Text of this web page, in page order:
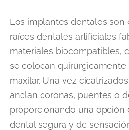
Los implantes dentales son
raíces dentales artificiales
materiales biocompatibles,
se colocan quirúrgicamente
maxilar. Una vez
anclan coronas, puentes o
proporcionando una opción
dental segura y de